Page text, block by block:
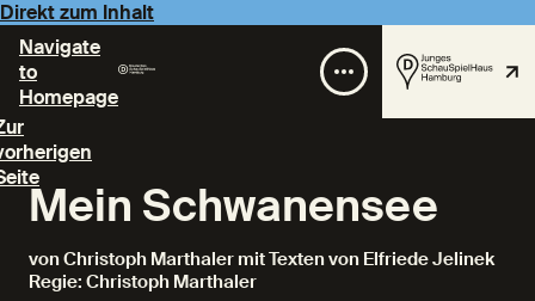
Direkt zum Inhalt
Navigate
to
Homepage
Mein Schwanensee
von Christoph Marthaler mit Texten von Elfriede Jelinek
Regie: Christoph Marthaler